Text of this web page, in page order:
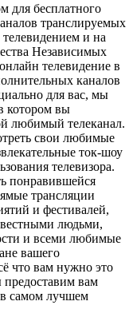
для бесплатного
транслируемых
и на
Независимых
телевидение в
каналов
для вас, мы
котором вы
любимый телеканал.
свои любимые
ток-шоу
телевизора.
понравившейся
трансляции
и фестивалей,
людьми,
и всеми любимые
вашего
что вам нужно это
вам
самом лучшем